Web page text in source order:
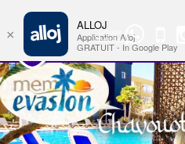
Groupe
WhatsApp
×
ALLOJ
Application Alloj
GRATUIT - In Google Play